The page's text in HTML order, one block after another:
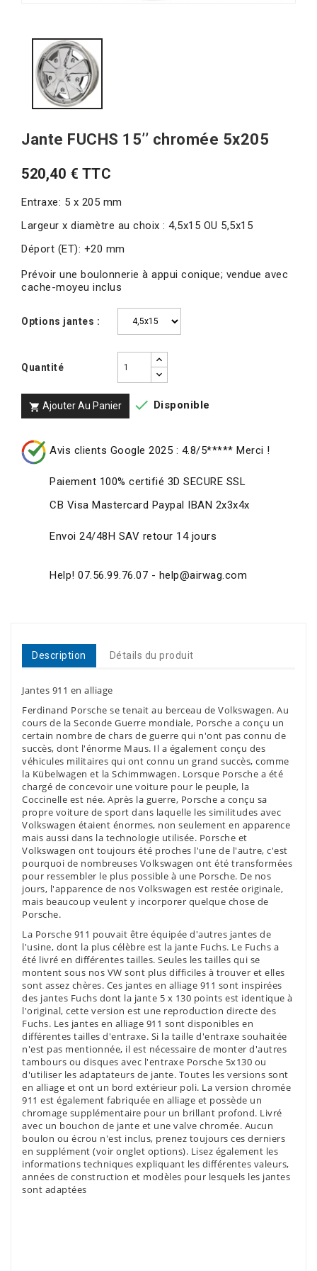
Jante FUCHS 15’’ chromée 5x205
520,40 € TTC
Entraxe: 5 x 205 mm
Largeur x diamètre au choix : 4,5x15 OU 5,5x15
Déport (ET): +20 mm
Prévoir une boulonnerie à appui conique; vendue avec
cache-moyeu inclus
Options jantes :
Quantité
 Ajouter Au Panier  Disponible
Avis clients Google 2025 : 4.8/5***** Merci !
Paiement 100% certifié 3D SECURE SSL
CB Visa Mastercard Paypal IBAN 2x3x4x
Envoi 24/48H SAV retour 14 jours
Help! 07.56.99.76.07 - help@airwag.com
Description Détails du produit
Jantes 911 en alliage
Ferdinand Porsche se tenait au berceau de Volkswagen. Au
cours de la Seconde Guerre mondiale, Porsche a conçu un
certain nombre de chars de guerre qui n'ont pas connu de
succès, dont l'énorme Maus. Il a également conçu des
véhicules militaires qui ont connu un grand succès, comme
la Kübelwagen et la Schimmwagen. Lorsque Porsche a été
chargé de concevoir une voiture pour le peuple, la
Coccinelle est née. Après la guerre, Porsche a conçu sa
propre voiture de sport dans laquelle les similitudes avec
Volkswagen étaient énormes, non seulement en apparence
mais aussi dans la technologie utilisée. Porsche et
Volkswagen ont toujours été proches l'une de l'autre, c'est
pourquoi de nombreuses Volkswagen ont été transformées
pour ressembler le plus possible à une Porsche. De nos
jours, l'apparence de nos Volkswagen est restée originale,
mais beaucoup veulent y incorporer quelque chose de
Porsche.
La Porsche 911 pouvait être équipée d'autres jantes de
l'usine, dont la plus célèbre est la jante Fuchs. Le Fuchs a
été livré en différentes tailles. Seules les tailles qui se
montent sous nos VW sont plus difficiles à trouver et elles
sont assez chères. Ces jantes en alliage 911 sont inspirées
des jantes Fuchs dont la jante 5 x 130 points est identique à
l'original, cette version est une reproduction directe des
Fuchs. Les jantes en alliage 911 sont disponibles en
différentes tailles d'entraxe. Si la taille d'entraxe souhaitée
n'est pas mentionnée, il est nécessaire de monter d'autres
tambours ou disques avec l'entraxe Porsche 5x130 ou
d'utiliser les adaptateurs de jante. Toutes les versions sont
en alliage et ont un bord extérieur poli. La version chromée
911 est également fabriquée en alliage et possède un
chromage supplémentaire pour un brillant profond. Livré
avec un bouchon de jante et une valve chromée. Aucun
boulon ou écrou n'est inclus, prenez toujours ces derniers
en supplément (voir onglet options). Lisez également les
informations techniques expliquant les différentes valeurs,
années de construction et modèles pour lesquels les jantes
sont adaptées